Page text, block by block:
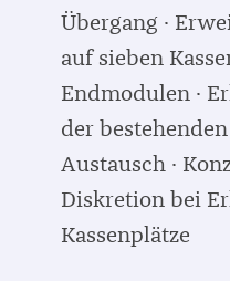
Übergang ·
auf sieben
Endmodulen ·
der
Austausch ·
Diskretion bei
Kassenplätze